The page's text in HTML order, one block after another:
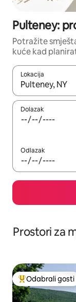
Pulteney:
Potražite
kuće kad
Lokacija
Kada budu
Dolazak
Odlazak
Prostori za
Među najviše
Odabrali gosti